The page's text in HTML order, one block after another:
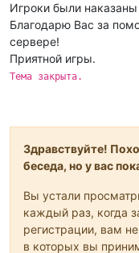
Игроки были наказаны
Благодарю Вас за
сервере!
Приятной игры.
Тема закрыта.
Здравствуйте!
беседа, но у вас
Вы устали
каждый раз, когда
регистрации, вам
в которых вы